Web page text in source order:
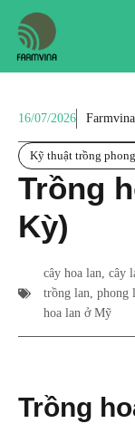
Chuyển
đến
nội
16/07/2026 Farmvina
Kỹ thuật trồng
Trồng
Kỳ)
cây hoa lan, cây
trồng lan, phong
hoa lan ở Mỹ
Trồng